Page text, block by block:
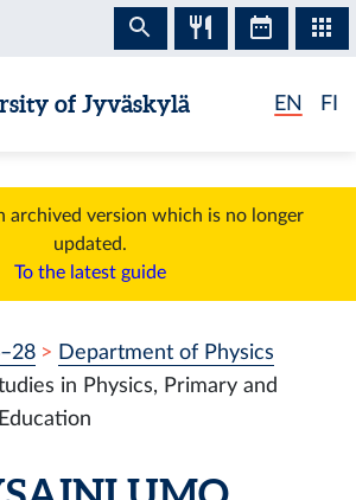
of Jyväskylä EN FI
archived version which is no longer
updated.
To the latest guide
Department of Physics
in Physics, Primary and